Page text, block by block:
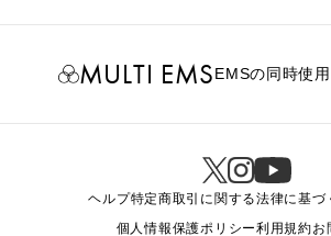
MULTI EMSEMSの同時使用
ヘルプ特定商取引に関する法律に基づ
個人情報保護ポリシー利用規約お